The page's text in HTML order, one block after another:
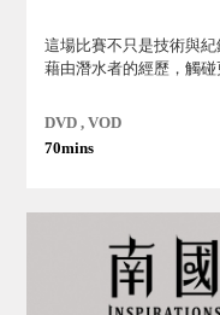
這場比賽不只是技術與紀
藉由潛水者的經歷，觸碰
DVD , VOD
70mins